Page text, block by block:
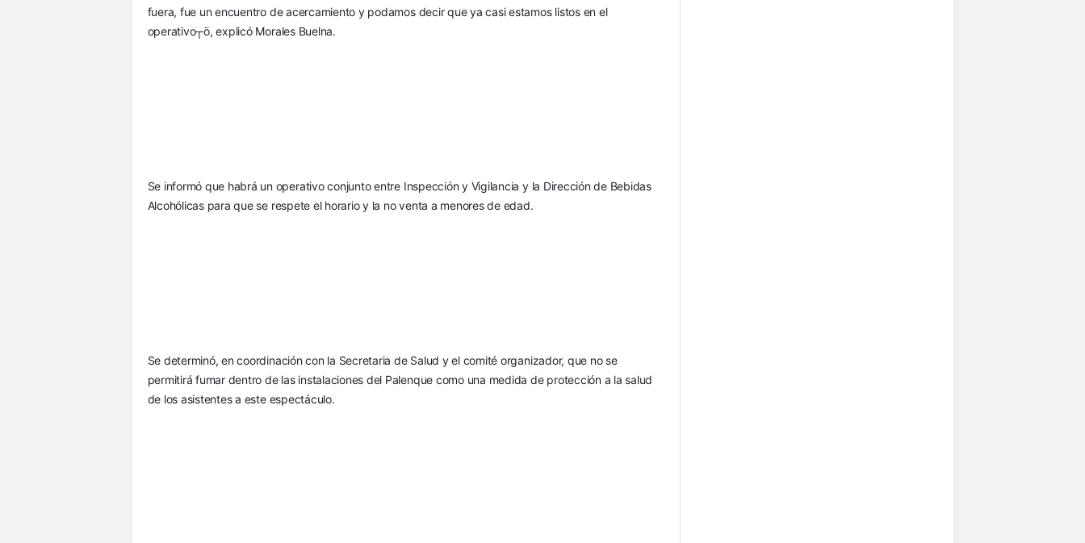
fuera, fue un encuentro de acercamiento y podamos decir que ya casi estamos listos en el
operativo┬ö, explicó Morales Buelna.
Se informó que habrá un operativo conjunto entre Inspección y Vigilancia y la Dirección de Bebidas
Alcohólicas para que se respete el horario y la no venta a menores de edad.
Se determinó, en coordinación con la Secretaria de Salud y el comité organizador, que no se
permitirá fumar dentro de las instalaciones del Palenque como una medida de protección a la salud
de los asistentes a este espectáculo.